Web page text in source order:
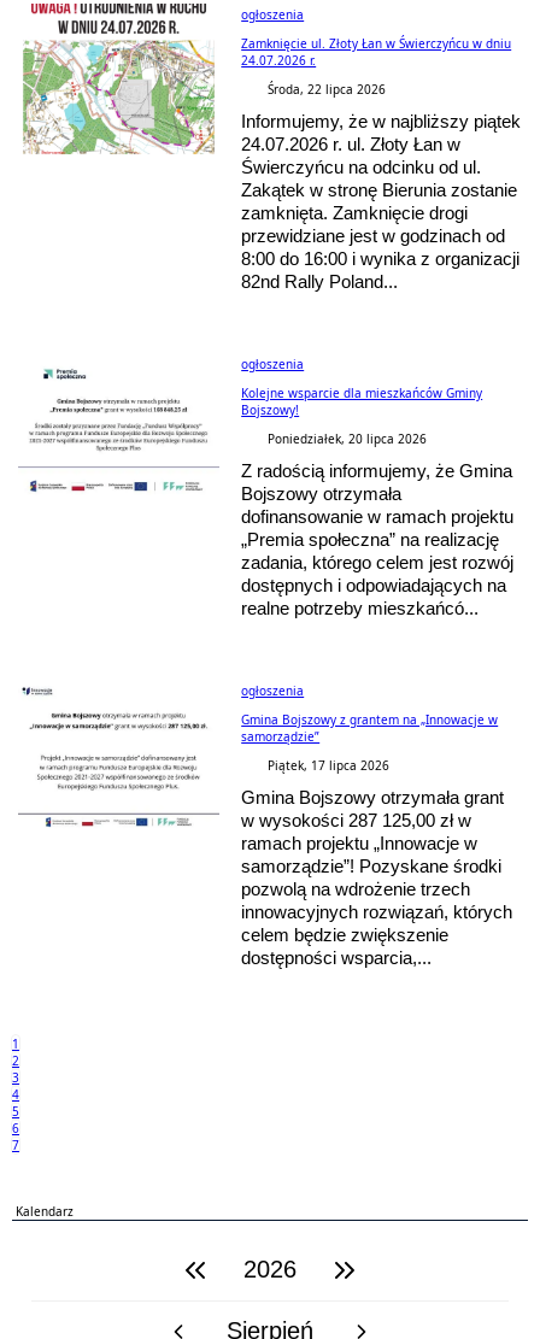
ogłoszenia
Zamknięcie ul. Złoty Łan w Świerczyńcu w dniu
24.07.2026 r.
Środa, 22 lipca 2026
Informujemy, że w najbliższy piątek
24.07.2026 r. ul. Złoty Łan w
Świerczyńcu na odcinku od ul.
Zakątek w stronę Bierunia zostanie
zamknięta. Zamknięcie drogi
przewidziane jest w godzinach od
8:00 do 16:00 i wynika z organizacji
82nd Rally Poland...
ogłoszenia
Kolejne wsparcie dla mieszkańców Gminy
Bojszowy!
Poniedziałek, 20 lipca 2026
Z radością informujemy, że Gmina
Bojszowy otrzymała
dofinansowanie w ramach projektu
„Premia społeczna” na realizację
zadania, którego celem jest rozwój
dostępnych i odpowiadających na
realne potrzeby mieszkańcó...
ogłoszenia
Gmina Bojszowy z grantem na „Innowacje w
samorządzie”
Piątek, 17 lipca 2026
Gmina Bojszowy otrzymała grant
w wysokości 287 125,00 zł w
ramach projektu „Innowacje w
samorządzie”! Pozyskane środki
pozwolą na wdrożenie trzech
innowacyjnych rozwiązań, których
celem będzie zwiększenie
dostępności wsparcia,...
1
2
3
4
5
6
7
Kalendarz
poprzedni rok2026 następny rok
poprzedni miesiącSierpień następny miesiąc